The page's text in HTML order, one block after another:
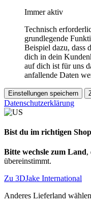
Immer aktiv
Technisch
grundlegende
Beispiel dazu, dass
dich in dein
auf dich ist für uns
anfallende Daten
Einstellungen speichern
Datenschutzerklärung
Bist du im richtigen
Bitte wechsle zum Land,
übereinstimmt.
Zu 3DJake International
Anderes Lieferland wählen